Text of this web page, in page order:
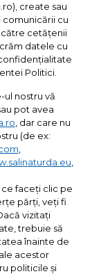
create sau
cu
către cetățenii
datele cu
Politici.
nostru vă
pot avea
, dar care nu
(de ex:
ce faceți clic pe
părți, veți fi
vizitați
trebuie să
înainte de
acestor
politicile și